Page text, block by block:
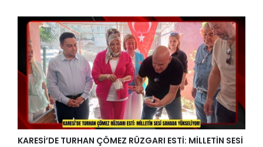
KARESİ’DE TURHAN ÇÖMEZ RÜZGARI ESTİ: MİLLETİN SESİ